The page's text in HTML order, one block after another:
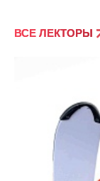
ВСЕ ЛЕКТОРЫ